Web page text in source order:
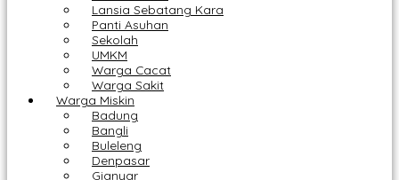
Lansia Sebatang Kara
Panti Asuhan
Sekolah
UMKM
Warga Cacat
Warga Sakit
Warga Miskin
Badung
Bangli
Buleleng
Denpasar
Gianyar